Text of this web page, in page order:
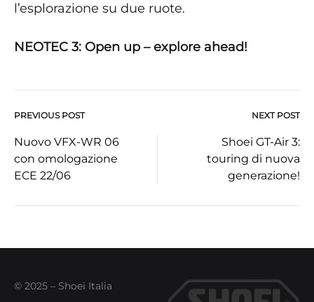
l’esplorazione su due ruote.
NEOTEC 3: Open up – explore ahead!
Post
navigation
PREVIOUS POST NEXT POST
Nuovo VFX-WR 06
con omologazione
ECE 22/06
Shoei GT-Air 3:
touring di nuova
generazione!
© 2025 – Shoei Italia